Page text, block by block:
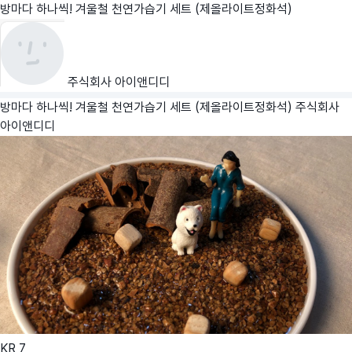
방마다 하나씩! 겨울철 천연가습기 세트 (제올라이트정화석)
주식회사 아이앤디디
방마다 하나씩! 겨울철 천연가습기 세트 (제올라이트정화석) 주식회사
아이앤디디
KR 7